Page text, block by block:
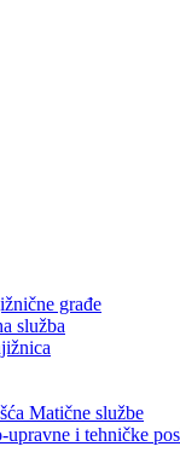
građe
služba
Matične službe
upravne i tehničke